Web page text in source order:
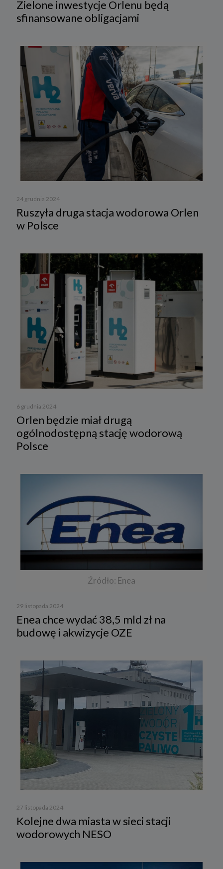
Zielone inwestycje Orlenu będą
sfinansowane obligacjami
24 grudnia 2024
Ruszyła druga stacja wodorowa Orlen
w Polsce
6 grudnia 2024
Orlen będzie miał drugą
ogólnodostępną stację wodorową
Polsce
Źródło: Enea
29 listopada 2024
Enea chce wydać 38,5 mld zł na
budowę i akwizycje OZE
27 listopada 2024
Kolejne dwa miasta w sieci stacji
wodorowych NESO